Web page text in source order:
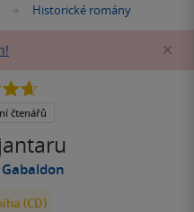
»Historické romány
(CD)
čtenářů